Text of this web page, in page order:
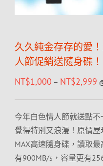
久久純金存存的愛
人節促銷送隨身碟！
NT$1,000 – NT$2,999
今年白色情人節就送點
覺得特別又浪漫！原價
MAX高速隨身碟，讀取
有900MB/s，容量更有